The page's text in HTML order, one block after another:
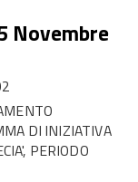
Novembre
DI INIZIATIVA
PERIODO